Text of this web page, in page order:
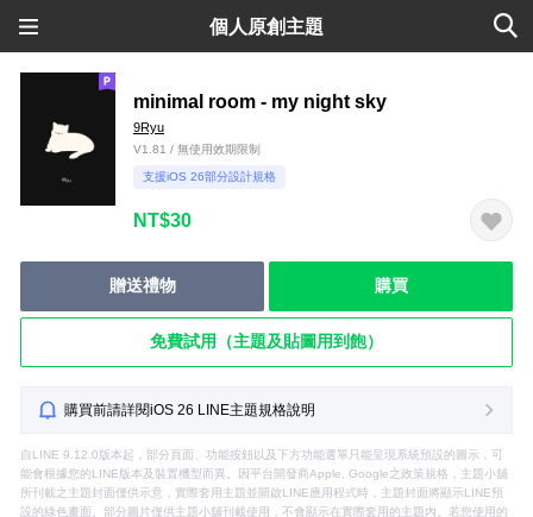
個人原創主題
minimal room - my night sky
9Ryu
V1.81 / 無使用效期限制
支援iOS 26部分設計規格
NT$30
贈送禮物 購買
免費試用（主題及貼圖用到飽）
購買前請詳閱iOS 26 LINE主題規格說明
自LINE 9.12.0版本起，部分頁面、功能按鈕以及下方功能選單只能呈現系統預設的圖示，可
能會根據您的LINE版本及裝置機型而異。因平台開發商Apple, Google之政策規格，主題小舖
所刊載之主題封面僅供示意，實際套用主題並開啟LINE應用程式時，主題封面將顯示LINE預
設的綠色畫面。部分圖片僅供主題小舖刊載使用，不會顯示在實際套用的主題內。若您使用的